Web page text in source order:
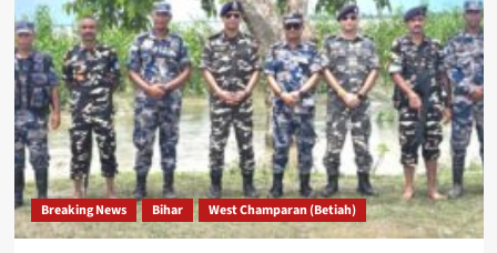
Breaking News Bihar West Champaran (Betiah)